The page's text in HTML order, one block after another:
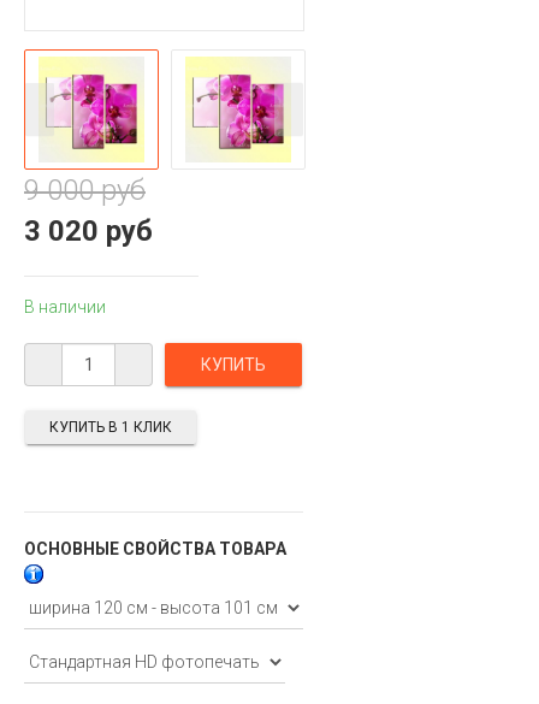
9 000 руб
3 020 руб
В наличии
ОСНОВНЫЕ СВОЙСТВА ТОВАРА
КУПИТЬ В 1 КЛИК